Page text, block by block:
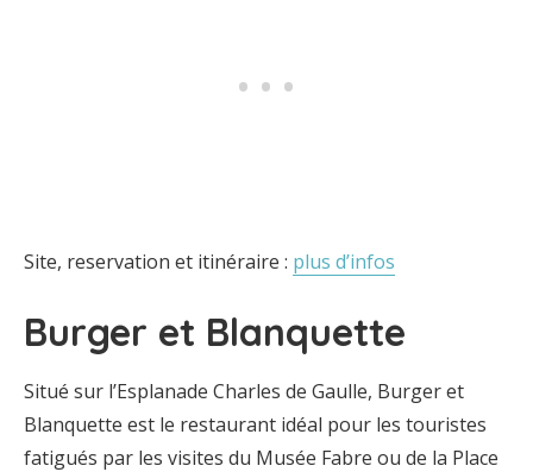
Site, reservation et itinéraire : plus d’infos
Burger et Blanquette
Situé sur l’Esplanade Charles de Gaulle, Burger et
Blanquette est le restaurant idéal pour les touristes
fatigués par les visites du Musée Fabre ou de la Place